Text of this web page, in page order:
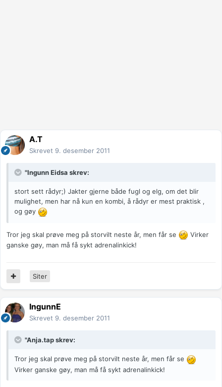
A.T
Skrevet 9. desember 2011
"Ingunn Eidsa skrev:
stort sett rådyr;) Jakter gjerne både fugl og elg, om det blir
mulighet, men har nå kun en kombi, å rådyr er mest praktisk ,
og gøy
Tror jeg skal prøve meg på storvilt neste år, men får se
Virker
ganske gøy, man må få sykt adrenalinkick!
Siter
IngunnE
Skrevet 9. desember 2011
"Anja.tap skrev:
Tror jeg skal prøve meg på storvilt neste år, men får se
Virker ganske gøy, man må få sykt adrenalinkick!